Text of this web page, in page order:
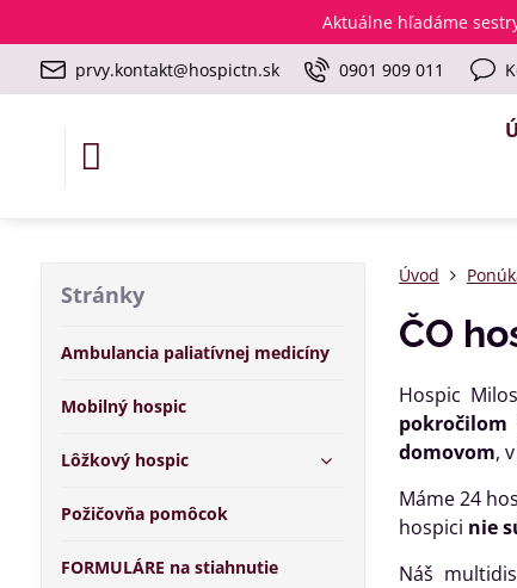
Aktuálne hľadáme
prvy.kontakt@hospictn.sk 0901 909 011
Úvod
ČO
Hospic
domovom,
Máme 24
hospici nie
Náš
Stránky
Ambulancia paliatívnej medicíny
Mobilný hospic
Lôžkový hospic
Požičovňa pomôcok
FORMULÁRE na stiahnutie